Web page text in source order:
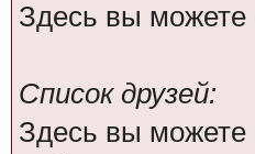
Здесь вы можете
Список друзей:
Здесь вы можете